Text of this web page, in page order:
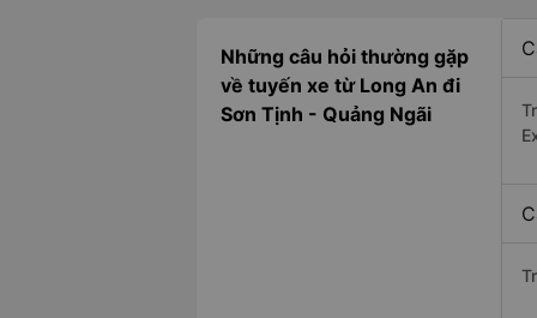
Những câu hỏi thường gặp
về tuyến xe từ Long An đi
Sơn Tịnh - Quảng Ngãi